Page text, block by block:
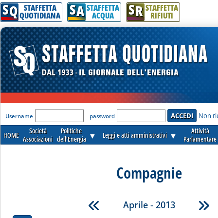
SQ STAFFETTA
QUOTIDIANA SA STAFFETTA
ACQUA SR STAFFETTA
RIFIUTI
'Modulo Login per accedere'
Username password Non
HOME
Società
Associazioni
Politiche
dell'Energia ▼ Leggi e atti amministrativi ▼
Attività
Parlamentare
Compagnie
Aprile - 2013